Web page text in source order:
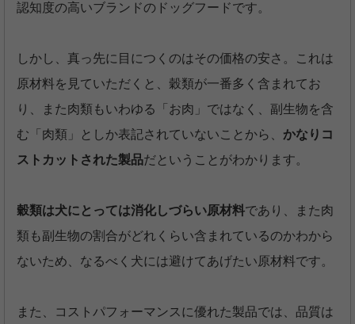
認知度の高いブランドのドッグフードです。
しかし、真っ先に目につくのはその価格の安さ。これは
原材料を見ていただくと、穀類が一番多く含まれてお
り、また肉類もいわゆる「お肉」ではなく、副生物を含
む「肉類」としか表記されていないことから、 かなりコ
ストカットされた製品だということがわかります。
穀類は犬にとっては消化しづらい原材料であり、また肉
類も副生物の割合がどれくらい含まれているのかわから
ないため、なるべく犬には避けてあげたい原材料です。
また、コストパフォーマンスに優れた製品では、品質は